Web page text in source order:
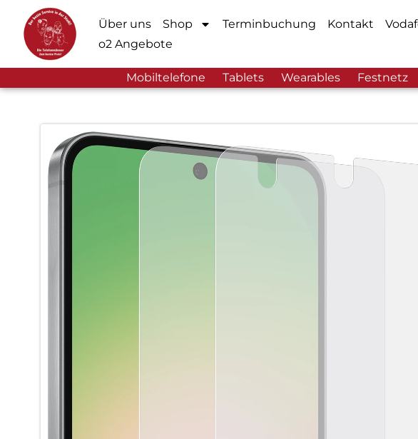
Über uns Shop Terminbuchung Kontakt
o2 Angebote
Mobiltelefone Tablets Wearables Festnetz